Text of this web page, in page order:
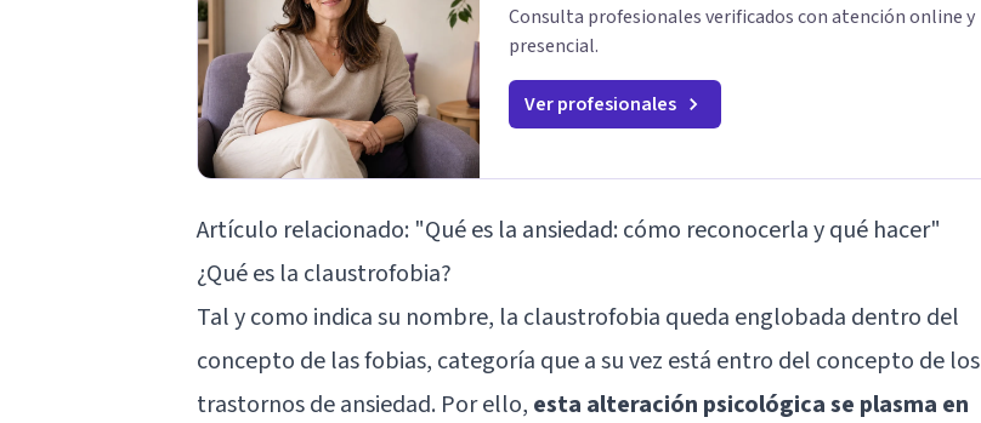
Consulta profesionales verificados con atención online y
presencial.
Ver profesionales
Artículo relacionado: "Qué es la ansiedad: cómo reconocerla y qué hacer"
¿Qué es la claustrofobia?
Tal y como indica su nombre, la claustrofobia queda englobada dentro del
concepto de las fobias, categoría que a su vez está entro del concepto de los
trastornos de ansiedad. Por ello, esta alteración psicológica se plasma en